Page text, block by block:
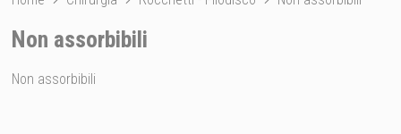
Non assorbibili
Non assorbibili